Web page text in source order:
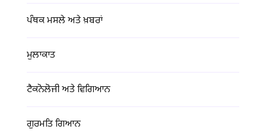
ਪੰਥਕ ਮਸਲੇ ਅਤੇ ਖ਼ਬਰਾਂ
ਮੁਲਾਕਾਤ
ਟੈਕਨੋਲੋਜੀ ਅਤੇ ਵਿਗਿਆਨ
ਗੁਰਮਤਿ ਗਿਆਨ